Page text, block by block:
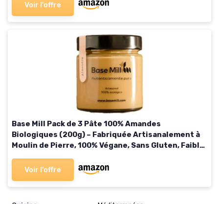
Voir l'offre
Base Mill Pack de 3 Pâte 100% Amandes
Biologiques (200g) – Fabriquée Artisanalement à
Moulin de Pierre, 100% Végane, Sans Gluten, Faible
Voir l'offre